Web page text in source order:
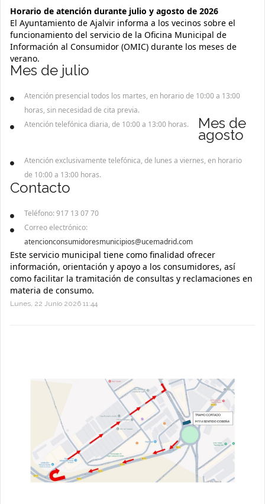
Horario de atención durante julio y agosto de 2026
El Ayuntamiento de Ajalvir informa a los vecinos sobre el
funcionamiento del servicio de la Oficina Municipal de
Información al Consumidor (OMIC) durante los meses de
verano.
Mes de julio
Atención presencial todos los martes, en horario de 10:00 a 13:00
horas, sin necesidad de cita previa.
Atención telefónica diaria, de 10:00 a 13:00 horas.
Mes de
agosto
Atención exclusivamente telefónica, de lunes a viernes, en horario
de 10:00 a 13:00 horas.
Contacto
Teléfono: 917 13 07 70
Correo electrónico:
atencionconsumidoresmunicipios@ucemadrid.com
Este servicio municipal tiene como finalidad ofrecer
información, orientación y apoyo a los consumidores, así
como facilitar la tramitación de consultas y reclamaciones en
materia de consumo.
Lunes, 22 Junio 2026 11:44